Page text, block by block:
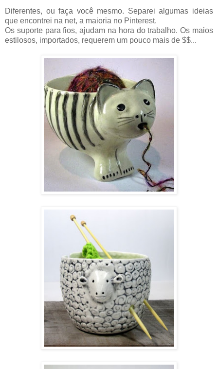
Diferentes, ou faça você mesmo. Separei algumas ideias
que encontrei na net, a maioria no Pinterest.
Os suporte para fios, ajudam na hora do trabalho. Os maios
estilosos, importados, requerem um pouco mais de $$...